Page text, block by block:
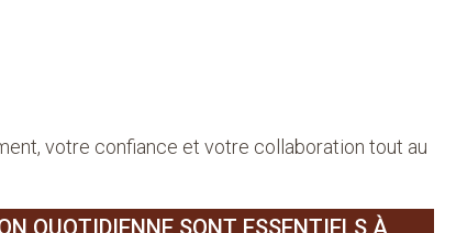
votre confiance et votre collaboration tout au